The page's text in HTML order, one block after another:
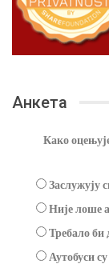
Анкета
Како
Заслужују
Није лоше
Требало би
Аутобуси